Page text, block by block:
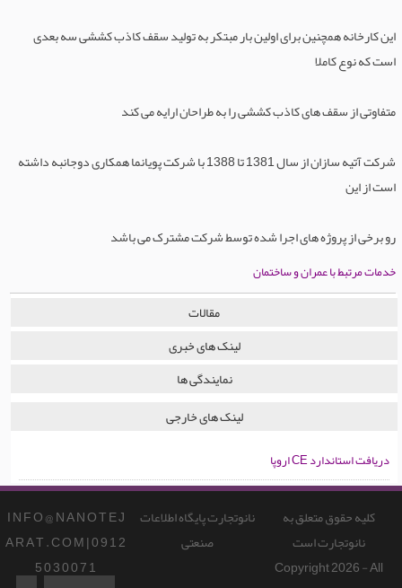
این کارخانه همچنین برای اولین بار مبتکر به تولید سقف کاذب کششی سه بعدی
است که نوع کاملا
متفاوتی از سقف های کاذب کششی را به طراحان ارایه می کند
شرکت آتیه سازان از سال 1381 تا 1388 با شرکت پویانما همکاری دوجانبه داشته
است از این
رو برخی از پروژه های اجرا شده توسط شرکت مشترک می باشد
خدمات مرتبط با عمران و ساختمان
مقالات
لینک های خبری
نمایندگی ها
لینک های خارجی
دریافت استاندارد CE اروپا
I N F O @ N A N O T E J
A R A T . C O M | 0 9 1 2
5 0 3 0 0 7 1
نانوتجارت پایگاه اطلاعات
صنعتی
کلیه حقوق متعلق به
نانوتجارت است
Copyright 2026 - All